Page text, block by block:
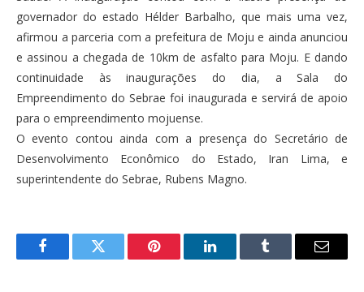
governador do estado Hélder Barbalho, que mais uma vez,
afirmou a parceria com a prefeitura de Moju e ainda anunciou
e assinou a chegada de 10km de asfalto para Moju. E dando
continuidade às inaugurações do dia, a Sala do
Empreendimento do Sebrae foi inaugurada e servirá de apoio
para o empreendimento mojuense.
O evento contou ainda com a presença do Secretário de
Desenvolvimento Econômico do Estado, Iran Lima, e
superintendente do Sebrae, Rubens Magno.
FacebookTwitter Pinterest LinkedInTumblr
E-